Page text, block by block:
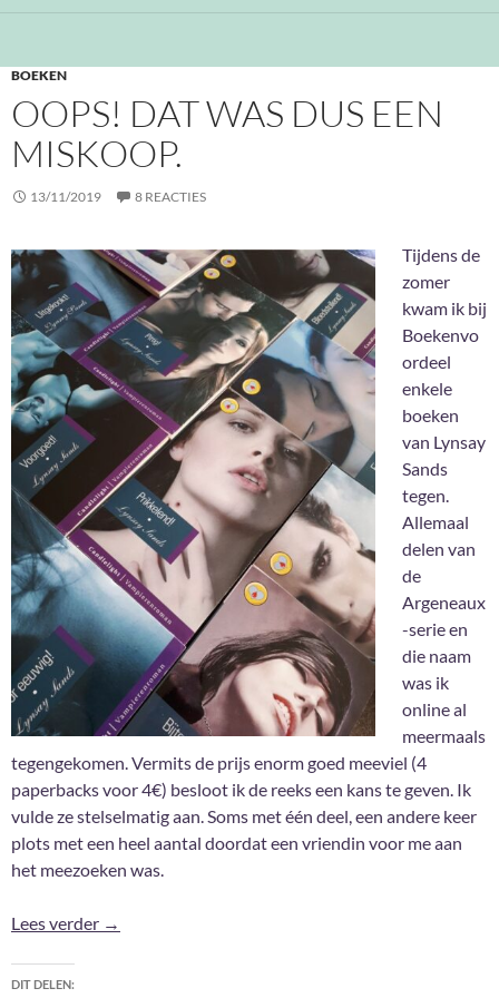
BOEKEN
OOPS! DAT WAS DUS EEN
MISKOOP.
13/11/2019 8 REACTIES
Tijdens de
zomer
kwam ik bij
Boekenvo
ordeel
enkele
boeken
van Lynsay
Sands
tegen.
Allemaal
delen van
de
Argeneaux
-serie en
die naam
was ik
online al
meermaals
tegengekomen. Vermits de prijs enorm goed meeviel (4
paperbacks voor 4€) besloot ik de reeks een kans te geven. Ik
vulde ze stelselmatig aan. Soms met één deel, een andere keer
plots met een heel aantal doordat een vriendin voor me aan
het meezoeken was.
Lees verder Oops! Dat was dus een miskoop.
→
DIT DELEN: